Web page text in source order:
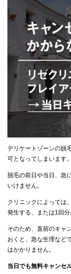
デリケートゾーンの脱
可となってしまいます。
脱毛の前日や当日、急
いけません。
クリニックによっては
発生する、または1回分
そのため、直前のキャ
おくと、急な生理など
はかかりません。
当日でも無料キャンセ